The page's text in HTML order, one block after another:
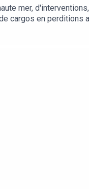
mer,
cargos en perditions
de sauveteurs